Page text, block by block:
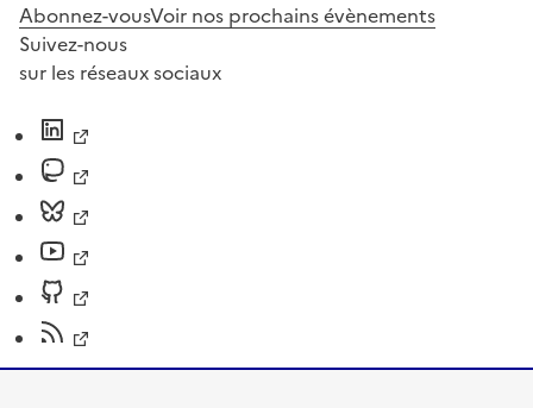
Abonnez-vousVoir nos prochains évènements
Suivez-nous
sur les réseaux sociaux